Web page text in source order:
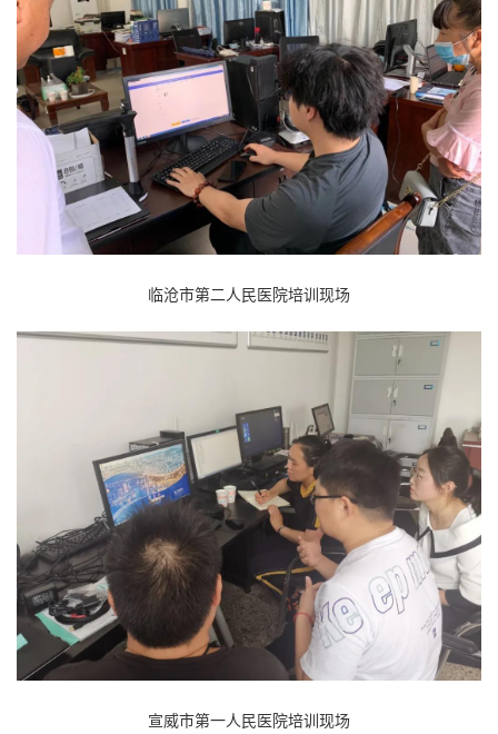
临沧市第二人民医院培训现场
宣威市第一人民医院培训现场